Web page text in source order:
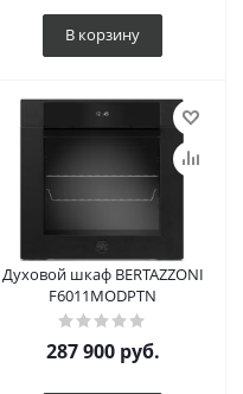
В корзину
Духовой шкаф BERTAZZONI
F6011MODPTN
287 900руб.